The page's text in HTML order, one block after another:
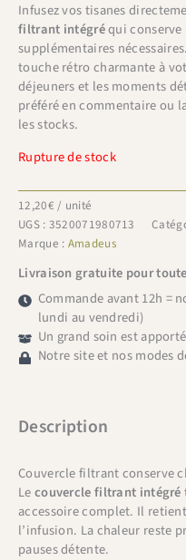
Infusez vos tisanes
filtrant intégréqui conserve
supplémentaires
touche rétro charmante à
déjeuners et les moments
préféré en commentaire ou
les stocks.
Rupture de stock
12,20€ / unité
UGS : 3520071980713
Marque : Amadeus
Livraison gratuite pour
Commande avant 12h =
lundi au vendredi)
Un grand soin est
Notre site et nos modes
Description
Couvercle filtrant conserve
Lecouvercle filtrant intégré
accessoire complet. Il
l’infusion. La chaleur reste
pauses détente.